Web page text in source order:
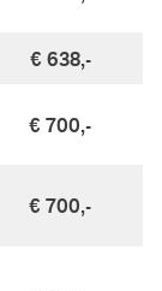
€ 638,-
€ 700,-
€ 700,-